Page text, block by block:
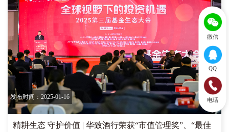
发布时间：2025-01-16
精耕生态 守护价值 | 华致酒行荣获“市值管理奖”、“最佳
微信
QQ
电话